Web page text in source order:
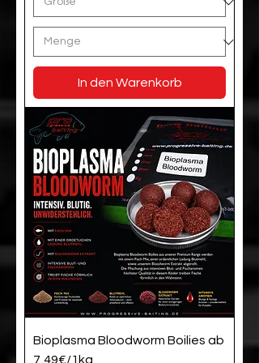
In den Warenkorb
Bioplasma Bloodworm Boilies ab
7,49€/1kg